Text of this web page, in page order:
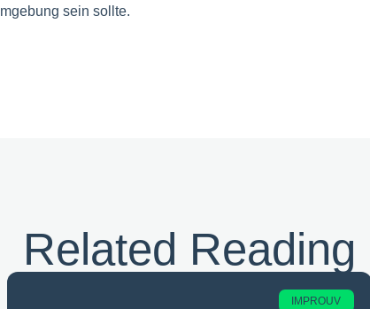
sein sollte.
Related Reading
IMPROUV